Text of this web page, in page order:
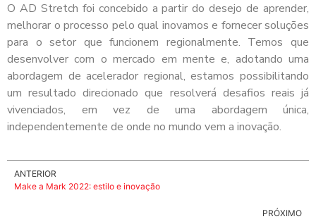
O AD Stretch foi concebido a partir do desejo de aprender,
melhorar o processo pelo qual inovamos e fornecer soluções
para o setor que funcionem regionalmente. Temos que
desenvolver com o mercado em mente e, adotando uma
abordagem de acelerador regional, estamos possibilitando
um resultado direcionado que resolverá desafios reais já
vivenciados, em vez de uma abordagem única,
independentemente de onde no mundo vem a inovação.
ANTERIOR
Make a Mark 2022: estilo e inovação
PRÓXIMO